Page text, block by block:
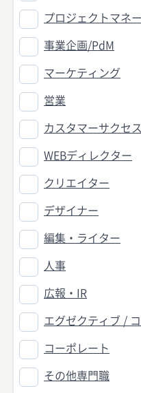
プロジェクトマネ
事業企画/PdM
マーケティング
営業
カスタマーサクセス
WEBディレクター
クリエイター
デザイナー
編集・ライター
人事
広報・IR
エグゼクティブ /
コーポレート
その他専門職